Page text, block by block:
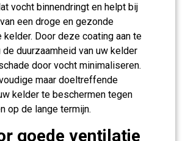
vocht binnendringt en helpt bij
een droge en gezonde
kelder. Door deze coating aan te
de duurzaamheid van uw kelder
door vocht minimaliseren.
maar doeltreffende
kelder te beschermen tegen
op de lange termijn.
goede ventilatie